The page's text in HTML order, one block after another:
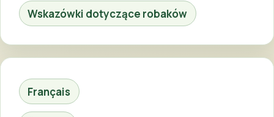
Wskazówki dotyczące robaków
Français